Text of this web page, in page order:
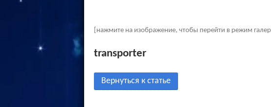
[нажмите на изображение, чтобы перейти в режим
transporter
Вернуться к статье